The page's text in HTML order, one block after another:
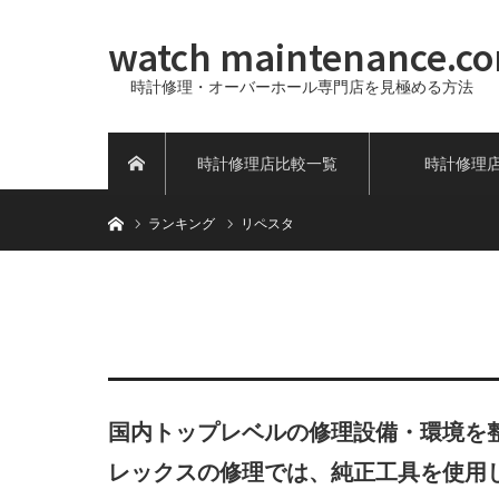
watch
時計修理・オーバーホール専門店を見極める方法
時計修理店比較一覧 時計修理
ホームランキング リペスタ
国内トップレベルの修理設備・環境
レックスの修理では、純正工具を使